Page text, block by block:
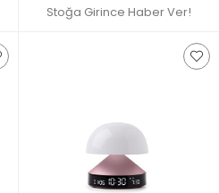
Stoğa Girince Haber Ver!